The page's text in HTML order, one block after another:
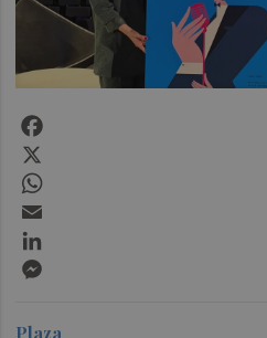
Plaza